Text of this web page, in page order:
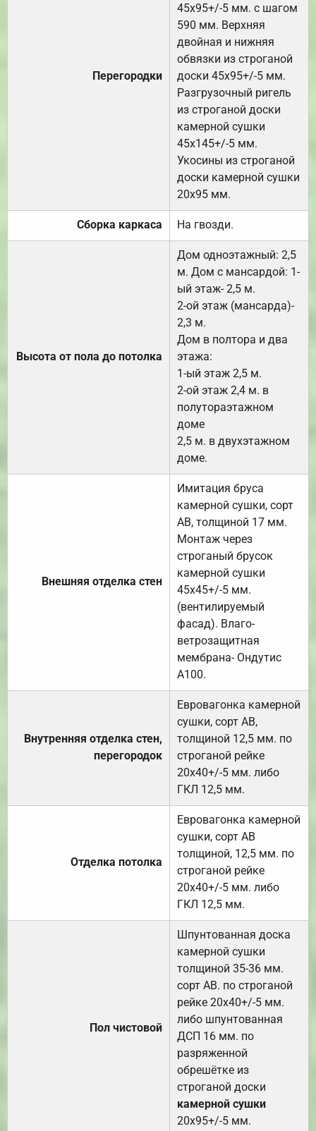
Перегородки
45х95+/-5 мм. с шагом
590 мм. Верхняя
двойная и нижняя
обвязки из строганой
доски 45х95+/-5 мм.
Разгрузочный ригель
из строганой доски
камерной сушки
45х145+/-5 мм.
Укосины из строганой
доски камерной сушки
20х95 мм.
Сборка каркаса На гвозди.
Высота от пола до потолка
Дом одноэтажный: 2,5
м. Дом с мансардой: 1-
ый этаж- 2,5 м.
2-ой этаж (мансарда)-
2,3 м.
Дом в полтора и два
этажа:
1-ый этаж 2,5 м.
2-ой этаж 2,4 м. в
полутораэтажном
доме
2,5 м. в двухэтажном
доме.
Внешняя отделка стен
Имитация бруса
камерной сушки, сорт
АВ, толщиной 17 мм.
Монтаж через
строганый брусок
камерной сушки
45х45+/-5 мм.
(вентилируемый
фасад). Влаго-
ветрозащитная
мембрана- Ондутис
А100.
Внутренняя отделка стен,
перегородок
Евровагонка камерной
сушки, сорт АВ,
толщиной 12,5 мм. по
строганой рейке
20х40+/-5 мм. либо
ГКЛ 12,5 мм.
Отделка потолка
Евровагонка камерной
сушки, сорт АВ
толщиной, 12,5 мм. по
строганой рейке
20х40+/-5 мм. либо
ГКЛ 12,5 мм.
Пол чистовой
Шпунтованная доска
камерной сушки
толщиной 35-36 мм.
сорт АВ. по строганой
рейке 20х40+/-5 мм.
либо шпунтованная
ДСП 16 мм. по
разряженной
обрешётке из
строганой доски
камерной сушки
20х95+/-5 мм.